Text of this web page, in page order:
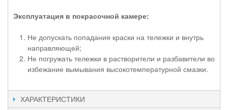
Эксплуатация в покрасочной камере:
Не допускать попадания краски на тележки и внутрь
направляющей;
Не погружать тележки в растворители и разбавители во
избежание вымывания высокотемпературной смазки.
ХАРАКТЕРИСТИКИ